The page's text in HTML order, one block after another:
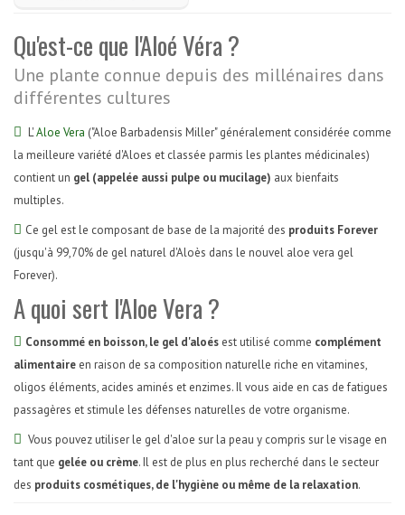
Qu'est-ce que l'Aloé Véra ?
Une plante connue depuis des millénaires dans
différentes cultures
L'Aloe Vera ("Aloe Barbadensis Miller" généralement considérée comme
la meilleure variété d'Aloes et classée parmis les plantes médicinales)
contient un gel (appelée aussi pulpe ou mucilage) aux bienfaits
multiples.
Ce gel est le composant de base de la majorité des produits Forever
(jusqu'à 99,70% de gel naturel d'Aloès dans le nouvel aloe vera gel
Forever).
A quoi sert l'Aloe Vera ?
Consommé en boisson, le gel d'aloés est utilisé comme complément
alimentaire en raison de sa composition naturelle riche en vitamines,
oligos éléments, acides aminés et enzimes. Il vous aide en cas de fatigues
passagères et stimule les défenses naturelles de votre organisme.
Vous pouvez utiliser le gel d'aloe sur la peau y compris sur le visage en
tant que gelée ou crème. Il est de plus en plus recherché dans le secteur
des produits cosmétiques, de l'hygiène ou même de la relaxation.